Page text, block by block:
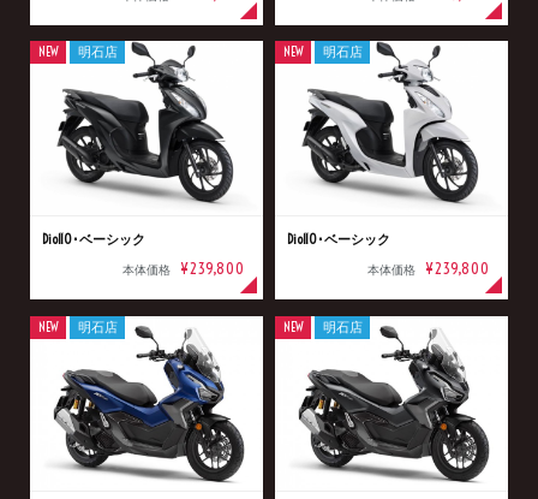
Dio110･ベーシック
本体価格 ¥239,800
NEW 明石店
Dio110･ベーシック
本体価格 ¥239,800
NEW 明石店
NEW 明石店 NEW 明石店